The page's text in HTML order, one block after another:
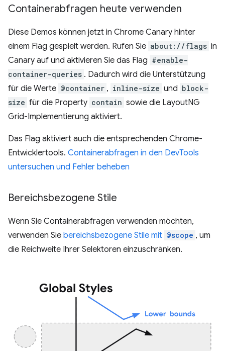
Containerabfragen heute verwenden
Diese Demos können jetzt in Chrome Canary hinter
einem Flag gespielt werden. Rufen Sie about://flags in
Canary auf und aktivieren Sie das Flag #enable-
container-queries . Dadurch wird die Unterstützung
für die Werte @container , inline-size und block-
size für die Property contain sowie die LayoutNG
Grid-Implementierung aktiviert.
Das Flag aktiviert auch die entsprechenden Chrome-
Entwicklertools. Containerabfragen in den DevTools
untersuchen und Fehler beheben
Bereichsbezogene Stile
Wenn Sie Containerabfragen verwenden möchten,
verwenden Sie bereichsbezogene Stile mit @scope , um
die Reichweite Ihrer Selektoren einzuschränken.